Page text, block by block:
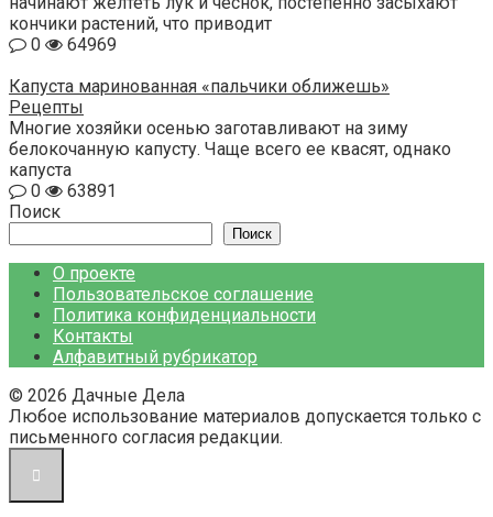
кончики растений, что приводит
0
64969
Капуста маринованная «пальчики оближешь»
Рецепты
Многие хозяйки осенью заготавливают на зиму
белокочанную капусту. Чаще всего ее квасят, однако
капуста
0
63891
Поиск
Поиск
О проекте
Пользовательское соглашение
Политика конфиденциальности
Контакты
Алфавитный рубрикатор
© 2026 Дачные Дела
Любое использование материалов допускается только с
письменного согласия редакции.